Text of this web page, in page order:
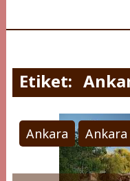
Etiket:
Ankara Ankara